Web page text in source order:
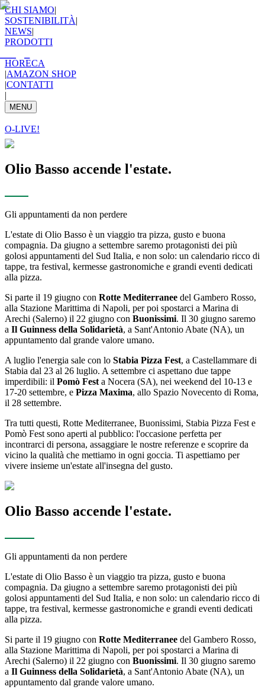
CHI SIAMO|
SOSTENIBILITÀ|
NEWS|
PRODOTTI
HORECA
|AMAZON SHOP
|CONTATTI
|
MENU
O-LIVE!
Olio Basso accende l'estate.
Gli appuntamenti da non perdere
L'estate di Olio Basso è un viaggio tra pizza, gusto e buona
compagnia. Da giugno a settembre saremo protagonisti dei più
golosi appuntamenti del Sud Italia, e non solo: un calendario ricco di
tappe, tra festival, kermesse gastronomiche e grandi eventi dedicati
alla pizza.
Si parte il 19 giugno con Rotte Mediterranee del Gambero Rosso,
alla Stazione Marittima di Napoli, per poi spostarci a Marina di
Arechi (Salerno) il 22 giugno con Buonissimi. Il 30 giugno saremo
a Il Guinness della Solidarietà, a Sant'Antonio Abate (NA), un
appuntamento dal grande valore umano.
A luglio l'energia sale con lo Stabia Pizza Fest, a Castellammare di
Stabia dal 23 al 26 luglio. A settembre ci aspettano due tappe
imperdibili: il Pomò Fest a Nocera (SA), nei weekend del 10-13 e
17-20 settembre, e Pizza Maxima, allo Spazio Novecento di Roma,
il 28 settembre.
Tra tutti questi, Rotte Mediterranee, Buonissimi, Stabia Pizza Fest e
Pomò Fest sono aperti al pubblico: l'occasione perfetta per
incontrarci di persona, assaggiare le nostre referenze e scoprire da
vicino la qualità che mettiamo in ogni goccia. Ti aspettiamo per
vivere insieme un'estate all'insegna del gusto.
Olio Basso accende l'estate.
Gli appuntamenti da non perdere
L'estate di Olio Basso è un viaggio tra pizza, gusto e buona
compagnia. Da giugno a settembre saremo protagonisti dei più
golosi appuntamenti del Sud Italia, e non solo: un calendario ricco di
tappe, tra festival, kermesse gastronomiche e grandi eventi dedicati
alla pizza.
Si parte il 19 giugno con Rotte Mediterranee del Gambero Rosso,
alla Stazione Marittima di Napoli, per poi spostarci a Marina di
Arechi (Salerno) il 22 giugno con Buonissimi. Il 30 giugno saremo
a Il Guinness della Solidarietà, a Sant'Antonio Abate (NA), un
appuntamento dal grande valore umano.